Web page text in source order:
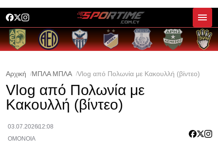
Αρχική ΜΠΛΑ ΜΠΛΑ Vlog από Πολωνία με Κακουλλή (βίντεο)
Vlog από Πολωνία με
Κακουλλή (βίντεο)
03.07.2026 12:08
ΟΜΟΝΟΙΑ